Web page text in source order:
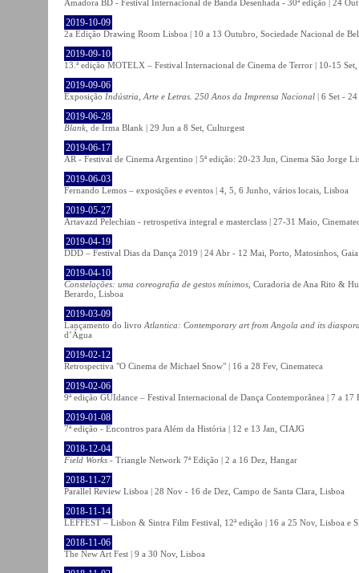
Amadora BD - Festival Internacional de Banda Desenhada - 30ª edição | 24
2019-10-09
2a Edição Drawing Room Lisboa | 10 a 13 Outubro, Sociedade Nacional de
2019-09-10
13.ª edição MOTELX – Festival Internacional de Cinema de Terror | 10-15
2019-09-06
Exposição Indústria, Arte e Letras. 250 Anos da Imprensa Nacional | 6 Set -
2019-06-28
Blank , de Irma Blank | 29 Jun a 8 Set, Culturgest
2019-06-17
AR - Festival de Cinema Argentino | 5ª edição: 20-23 Jun, Cinema São Jorge
2019-06-03
Fernando Lemos – exposições e eventos | 4, 5, 6 Junho, vários locais, Lisboa
2019-05-27
Artavazd Pelechian - retrospetiva integral e masterclass | 27-31 Maio,
2019-04-19
DDD – Festival Dias da Dança 2019 | 24 Abr - 12 Mai, Porto, Matosinhos, Gaia
2019-04-10
Constelações: uma coreografia de gestos mínimos , Curadoria de Ana Rito &
Berardo, Lisboa
2019-03-09
Lançamento do livro Atlantica: Contemporary art from Angola and its
d’Água
2019-02-12
Retrospectiva "O Cinema de Michael Snow" | 16 a 28 Fev, Cinemateca
2019-02-06
9ª edição GUIdance – Festival Internacional de Dança Contemporânea | 7 a 17
2019-01-08
7ª edição - Encontros para Além da História | 12 e 13 Jan, CIAJG
2018-12-04
Field Works - Triangle Network 7ª Edição | 2 a 16 Dez, Hangar
2018-11-27
Parallel Review Lisboa | 28 Nov - 16 de Dez, Campo de Santa Clara, Lisboa
2018-11-14
LEFFEST – Lisbon & Sintra Film Festival, 12ª edição | 16 a 25 Nov, Lisboa e
2018-11-06
The New Art Fest | 9 a 30 Nov, Lisboa